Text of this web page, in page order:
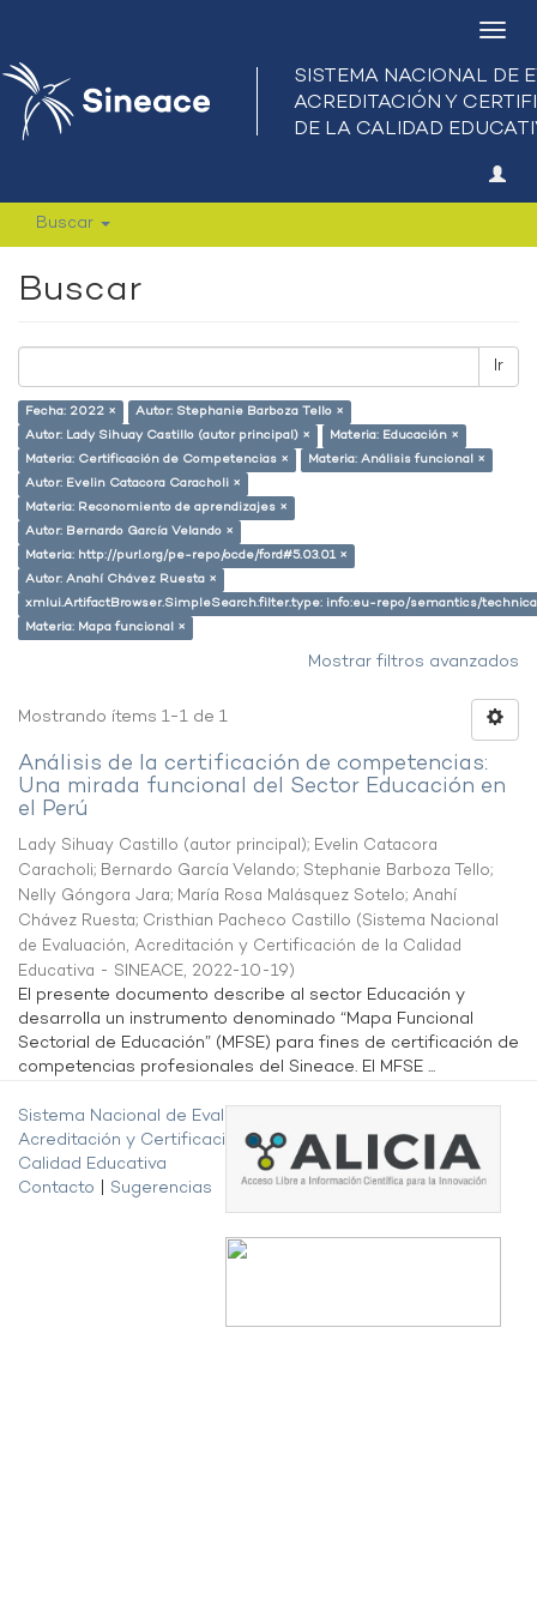
Buscar
Buscar
Ir
Fecha: 2022 ×
Autor: Stephanie Barboza Tello ×
Autor: Lady Sihuay Castillo (autor principal) ×
Materia: Educación ×
Materia: Certificación de Competencias ×
Materia: Análisis funcional ×
Autor: Evelin Catacora Caracholi ×
Materia: Reconomiento de aprendizajes ×
Autor: Bernardo García Velando ×
Materia: http://purl.org/pe-repo/ocde/ford#5.03.01 ×
Autor: Anahí Chávez Ruesta ×
xmlui.ArtifactBrowser.SimpleSearch.filter.type: info:eu-repo/semantics/
Materia: Mapa funcional ×
Mostrar filtros avanzados
Mostrando ítems 1-1 de 1
Análisis de la certificación de competencias:
Una mirada funcional del Sector Educación en
el Perú
Lady Sihuay Castillo (autor principal); Evelin Catacora
Caracholi; Bernardo García Velando; Stephanie Barboza Tello;
Nelly Góngora Jara; María Rosa Malásquez Sotelo; Anahí
Chávez Ruesta; Cristhian Pacheco Castillo (Sistema Nacional
de Evaluación, Acreditación y Certificación de la Calidad
Educativa - SINEACE, 2022-10-19)
El presente documento describe al sector Educación y
desarrolla un instrumento denominado “Mapa Funcional
Sectorial de Educación” (MFSE) para fines de certificación de
competencias profesionales del Sineace. El MFSE ...
Sistema Nacional de Evaluación,
Acreditación y Certificación de la
Calidad Educativa
Contacto
Sugerencias